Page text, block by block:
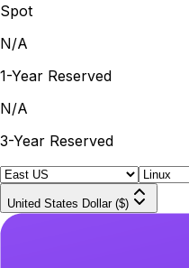
Spot
N/A
1-Year Reserved
N/A
3-Year Reserved
United States Dollar ($)